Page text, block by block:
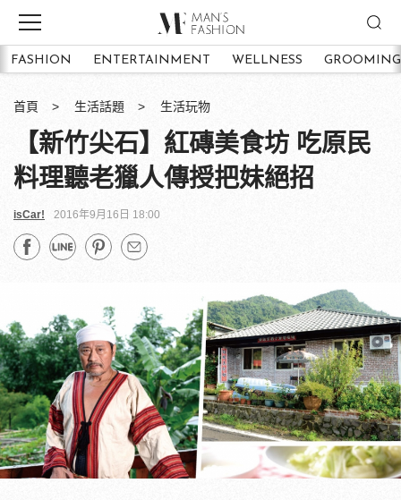
FASHION ENTERTAINMENT WELLNESS GROOMING
首頁 生活話題 生活玩物
【新竹尖石】紅磚美食坊 吃原民
料理聽老獵人傳授把妹絕招
isCar! 2016年9月16日 18:00